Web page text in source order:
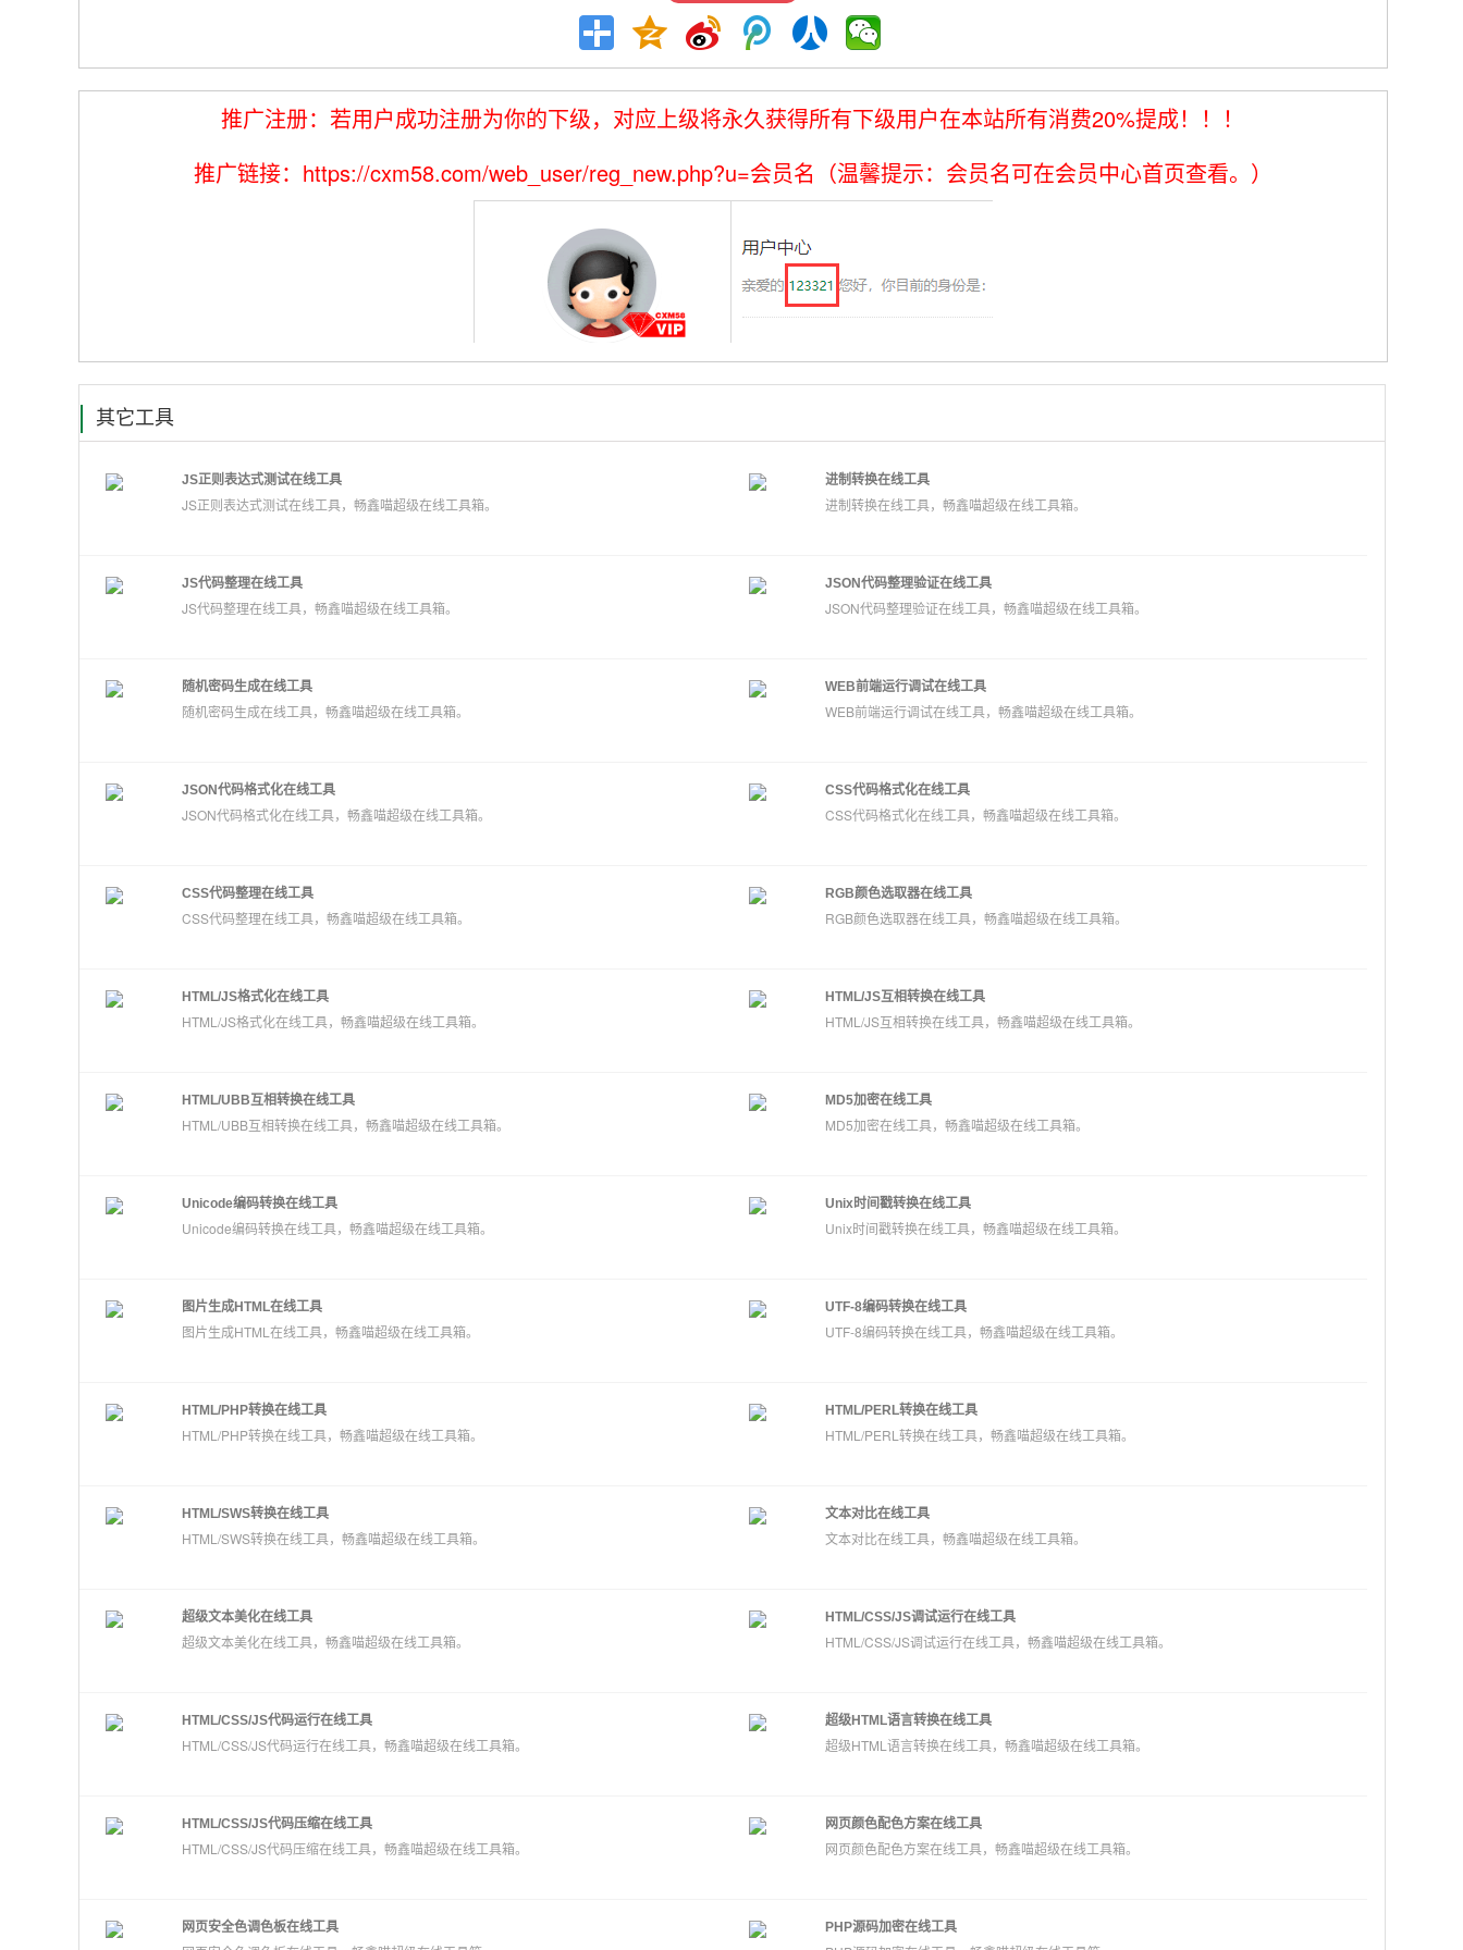
推广注册：若用户成功注册为你的下级，对应上级将永久获得所有下级用户在本站所有消费20%提成！！！
推广链接：https://cxm58.com/web_user/reg_new.php?u=会员名（温馨提示：会员名可在会员中心首页查看。）
其它工具
JS正则表达式测试在线工具
JS正则表达式测试在线工具，畅鑫喵超级在线工具箱。
进制转换在线工具
进制转换在线工具，畅鑫喵超级在线工具箱。
JS代码整理在线工具
JS代码整理在线工具，畅鑫喵超级在线工具箱。
JSON代码整理验证在线工具
JSON代码整理验证在线工具，畅鑫喵超级在线工具箱。
随机密码生成在线工具
随机密码生成在线工具，畅鑫喵超级在线工具箱。
WEB前端运行调试在线工具
WEB前端运行调试在线工具，畅鑫喵超级在线工具箱。
JSON代码格式化在线工具
JSON代码格式化在线工具，畅鑫喵超级在线工具箱。
CSS代码格式化在线工具
CSS代码格式化在线工具，畅鑫喵超级在线工具箱。
CSS代码整理在线工具
CSS代码整理在线工具，畅鑫喵超级在线工具箱。
RGB颜色选取器在线工具
RGB颜色选取器在线工具，畅鑫喵超级在线工具箱。
HTML/JS格式化在线工具
HTML/JS格式化在线工具，畅鑫喵超级在线工具箱。
HTML/JS互相转换在线工具
HTML/JS互相转换在线工具，畅鑫喵超级在线工具箱。
HTML/UBB互相转换在线工具
HTML/UBB互相转换在线工具，畅鑫喵超级在线工具箱。
MD5加密在线工具
MD5加密在线工具，畅鑫喵超级在线工具箱。
Unicode编码转换在线工具
Unicode编码转换在线工具，畅鑫喵超级在线工具箱。
Unix时间戳转换在线工具
Unix时间戳转换在线工具，畅鑫喵超级在线工具箱。
图片生成HTML在线工具
图片生成HTML在线工具，畅鑫喵超级在线工具箱。
UTF-8编码转换在线工具
UTF-8编码转换在线工具，畅鑫喵超级在线工具箱。
HTML/PHP转换在线工具
HTML/PHP转换在线工具，畅鑫喵超级在线工具箱。
HTML/PERL转换在线工具
HTML/PERL转换在线工具，畅鑫喵超级在线工具箱。
HTML/SWS转换在线工具
HTML/SWS转换在线工具，畅鑫喵超级在线工具箱。
文本对比在线工具
文本对比在线工具，畅鑫喵超级在线工具箱。
超级文本美化在线工具
超级文本美化在线工具，畅鑫喵超级在线工具箱。
HTML/CSS/JS调试运行在线工具
HTML/CSS/JS调试运行在线工具，畅鑫喵超级在线工具箱。
HTML/CSS/JS代码运行在线工具
HTML/CSS/JS代码运行在线工具，畅鑫喵超级在线工具箱。
超级HTML语言转换在线工具
超级HTML语言转换在线工具，畅鑫喵超级在线工具箱。
HTML/CSS/JS代码压缩在线工具
HTML/CSS/JS代码压缩在线工具，畅鑫喵超级在线工具箱。
网页颜色配色方案在线工具
网页颜色配色方案在线工具，畅鑫喵超级在线工具箱。
网页安全色调色板在线工具 PHP源码加密在线工具